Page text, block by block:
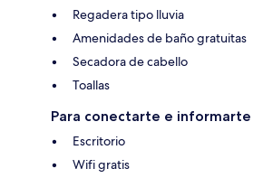
Regadera tipo lluvia
Amenidades de baño gratuitas
Secadora de cabello
Toallas
Para conectarte e informarte
Escritorio
Wifi gratis